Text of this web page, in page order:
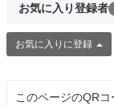
お気に入り登録者
お気に入りに登録
このページのQRコ